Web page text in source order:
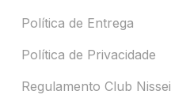
Política de Entrega
Política de Privacidade
Regulamento Club Nissei